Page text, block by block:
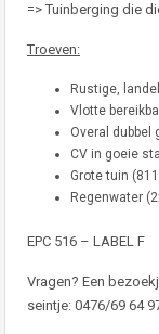
=> Tuinberging die
Troeven:
Rustige,
Vlotte
Overal dubbel
CV in goeie
Grote tuin
Regenwater
EPC 516 – LABEL F
Vragen? Een
seintje: 0476/69 64